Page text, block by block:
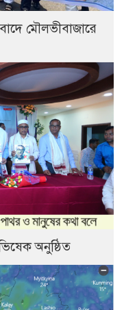
মৌলভীবাজারে
অনুষ্ঠিত